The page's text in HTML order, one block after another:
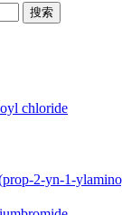
搜索
chloride
2-yn-1-